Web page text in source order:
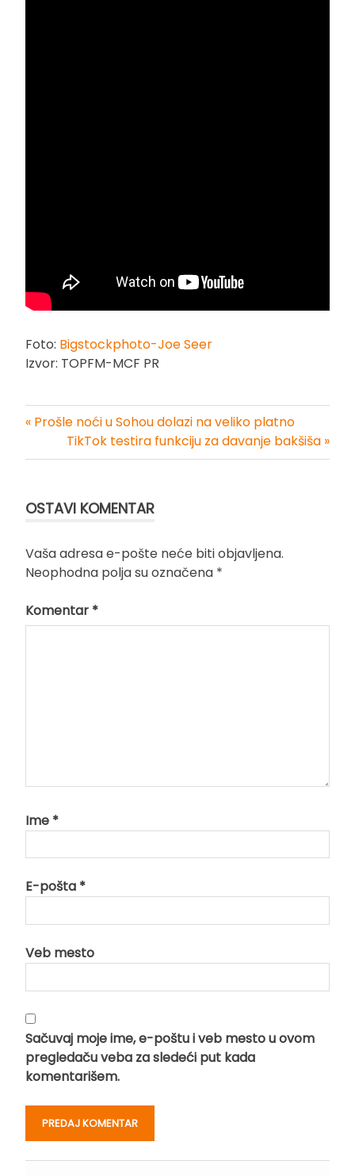
Foto: Bigstockphoto-Joe Seer
Izvor: TOPFM-MCF PR
Kretanje
« Prošle noći u Sohou dolazi na veliko platno
TikTok testira funkciju za davanje bakšiša »
OSTAVI KOMENTAR
Vaša adresa e-pošte neće biti objavljena.
Neophodna polja su označena *
Komentar *
Ime *
E-pošta *
Veb mesto
Sačuvaj moje ime, e-poštu i veb mesto u ovom
pregledaču veba za sledeći put kada
komentarišem.